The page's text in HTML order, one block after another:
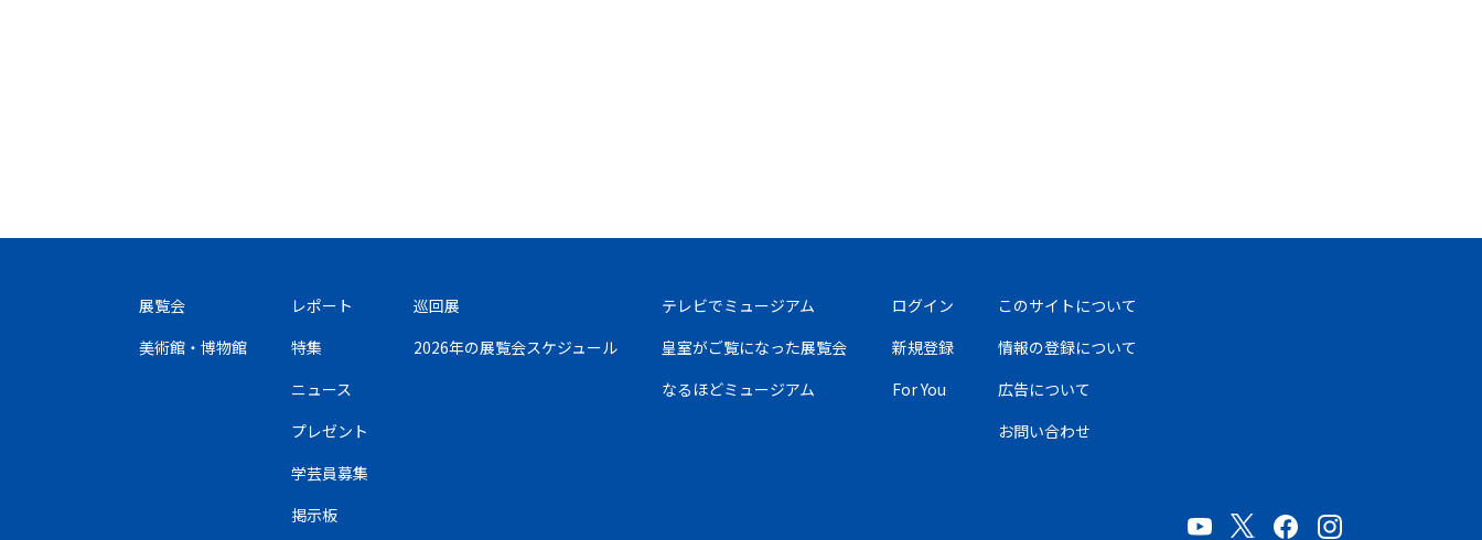
展覧会
美術館・博物館
レポート
特集
ニュース
プレゼント
学芸員募集
掲示板
巡回展
2026年の展覧会スケジュール
テレビでミュージアム
皇室がご覧になった展覧会
なるほどミュージアム
ログイン
新規登録
For You
このサイトについて
情報の登録について
広告について
お問い合わせ